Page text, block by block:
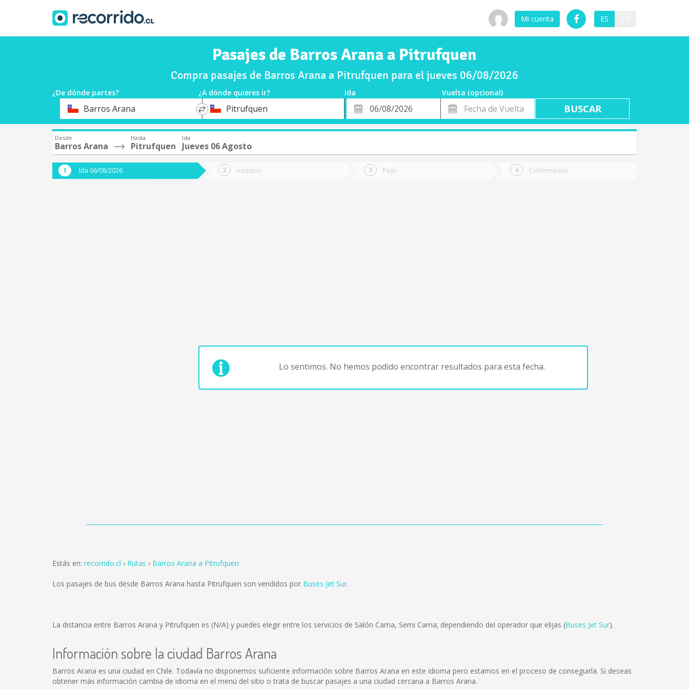
Mi cuenta ES
Pasajes de Barros Arana a Pitrufquen
Compra pasajes de Barros Arana a Pitrufquen para el jueves 06/08/2026
¿De dónde partes? ¿A dónde quieres ir? Ida
Vuelta (opcional)
OrigenBarros Arana
*
DestinoPitrufquen
Fecha
de
Fecha
de
Vuelta
Desde
Barros Arana
Hasta
Pitrufquen
Ida
Jueves 06 Agosto
Ida 06/08/2026 Asientos Pago Confirmación
Lo sentimos. No hemos podido encontrar resultados para esta fecha.
Estás en: recorrido.cl Rutas Barros Arana a Pitrufquen
Los pasajes de bus desde Barros Arana hasta Pitrufquen son vendidos por Buses Jet Sur.
La distancia entre Barros Arana y Pitrufquen es (N/A) y puedes elegir entre los servicios de Salón Cama, Semi Cama; dependiendo del operador que elijas (Buses Jet Sur).
Información sobre la ciudad Barros Arana
Barros Arana es una ciudad en Chile. Todavía no disponemos suficiente información sobre Barros Arana en este idioma pero estamos en el proceso de conseguirla. Si deseas
obtener más información cambia de idioma en el menú del sitio o trata de buscar pasajes a una ciudad cercana a Barros Arana.